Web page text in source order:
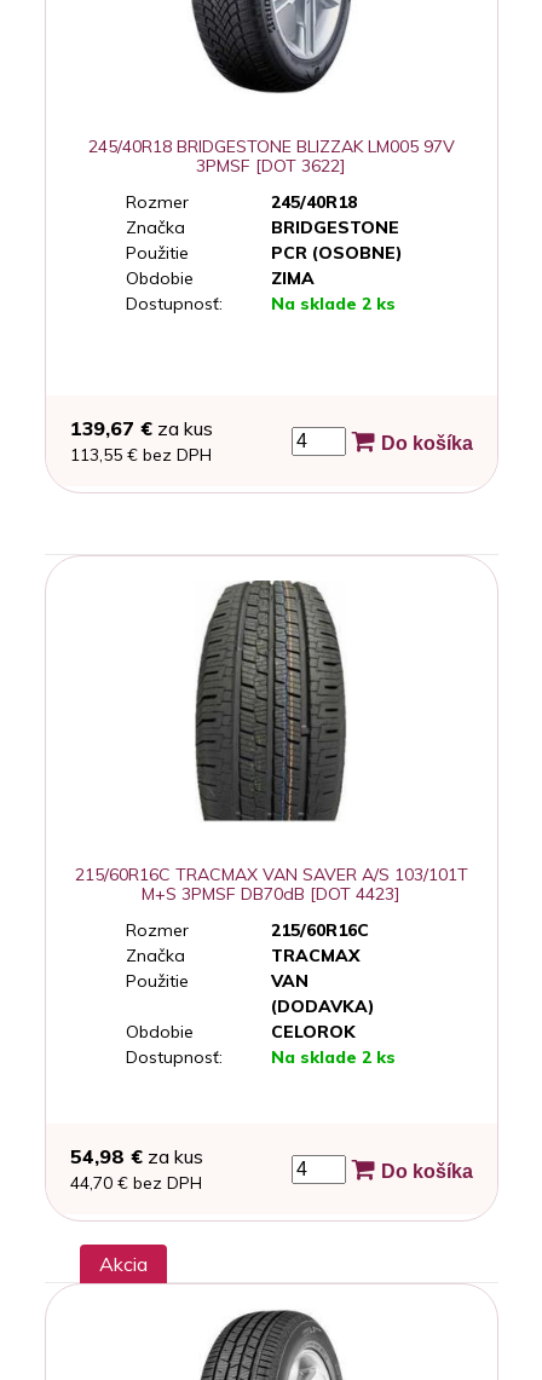
245/40R18 BRIDGESTONE BLIZZAK LM005 97V
3PMSF [DOT 3622]
Rozmer
245/40R18
Značka
BRIDGESTONE
Použitie
PCR (OSOBNE)
Obdobie
ZIMA
Dostupnosť:
Na sklade 2 ks
139,67 €za kus
113,55 € bez DPH
Do košíka
215/60R16C TRACMAX VAN SAVER A/S 103/101T
M+S 3PMSF DB70dB [DOT 4423]
Rozmer
215/60R16C
Značka
TRACMAX
Použitie
VAN
(DODAVKA)
Obdobie
CELOROK
Dostupnosť:
Na sklade 2 ks
54,98 €za kus
44,70 € bez DPH
Do košíka
Akcia